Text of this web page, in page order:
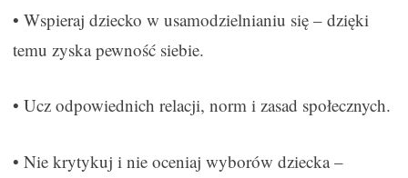
• Wspieraj dziecko w usamodzielnianiu się – dzięki
temu zyska pewność siebie.
• Ucz odpowiednich relacji, norm i zasad społecznych.
• Nie krytykuj i nie oceniaj wyborów dziecka –